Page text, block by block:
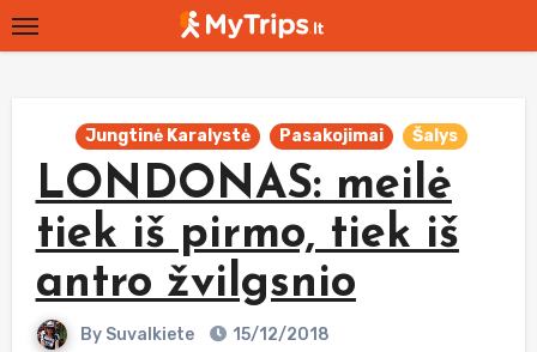
Skip
to
Jungtinė Karalystė Pasakojimai Šalys
LONDONAS: meilė
tiek iš pirmo, tiek iš
antro žvilgsnio
By Suvalkiete 15/12/2018